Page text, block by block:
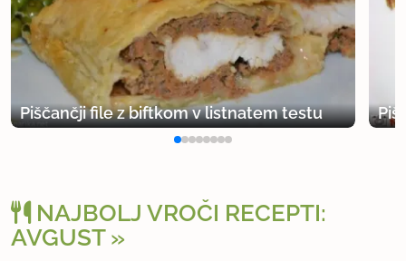
Piščančji file z biftkom v listnatem testu
NAJBOLJ VROČI RECEPTI:
AVGUST